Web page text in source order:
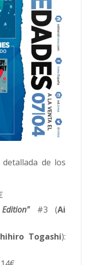
de los
#3 (Ai
Togashi):